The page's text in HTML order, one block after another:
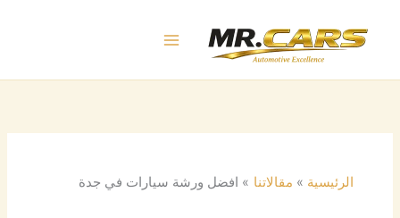
المحتوى
الرئيسية مقالاتنا افضل ورشة سيارات في جدة